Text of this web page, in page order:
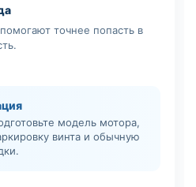
точнее попасть в
модель мотора,
винта и обычную